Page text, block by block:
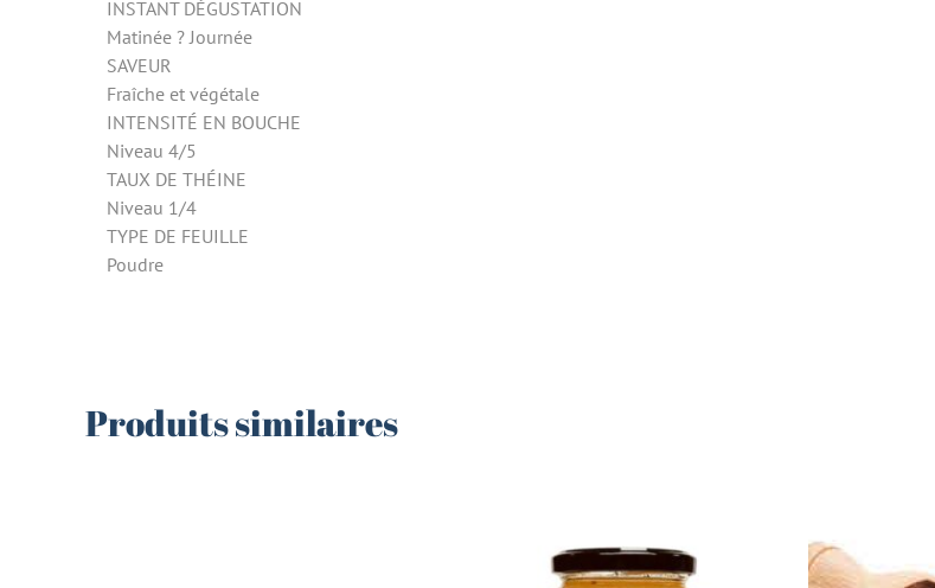
INSTANT DÉGUSTATION
Matinée ? Journée
SAVEUR
Fraîche et végétale
INTENSITÉ EN BOUCHE
Niveau 4/5
TAUX DE THÉINE
Niveau 1/4
TYPE DE FEUILLE
Poudre
Produits similaires